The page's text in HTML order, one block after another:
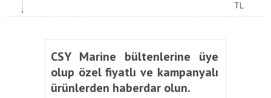
TL
CSY Marine bültenlerine üye
olup özel fiyatlı ve kampanyalı
ürünlerden haberdar olun.